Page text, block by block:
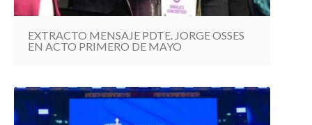
EXTRACTO MENSAJE PDTE. JORGE OSSES
EN ACTO PRIMERO DE MAYO